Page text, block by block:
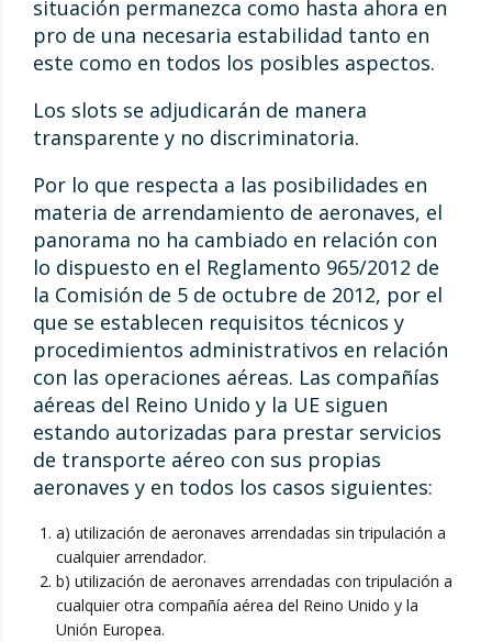
situación permanezca como hasta ahora en
pro de una necesaria estabilidad tanto en
este como en todos los posibles aspectos.
Los slots se adjudicarán de manera
transparente y no discriminatoria.
Por lo que respecta a las posibilidades en
materia de arrendamiento de aeronaves, el
panorama no ha cambiado en relación con
lo dispuesto en el Reglamento 965/2012 de
la Comisión de 5 de octubre de 2012, por el
que se establecen requisitos técnicos y
procedimientos administrativos en relación
con las operaciones aéreas. Las compañías
aéreas del Reino Unido y la UE siguen
estando autorizadas para prestar servicios
de transporte aéreo con sus propias
aeronaves y en todos los casos siguientes:
a) utilización de aeronaves arrendadas sin tripulación a
cualquier arrendador.
b) utilización de aeronaves arrendadas con tripulación a
cualquier otra compañía aérea del Reino Unido y la
Unión Europea.